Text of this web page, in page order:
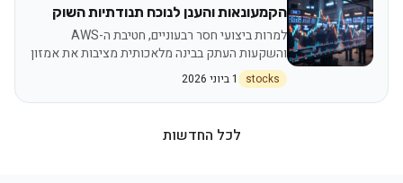
הקמעונאות והענן לנוכח תנודתיות השוק
למרות ביצועי חסר רבעוניים, חטיבת ה-AWS
והשקעות העתק בבינה מלאכותית מציבות את אמזון
בעמדת זינוק אסטרטגית
stocks 1 ביוני 2026
לכל החדשות